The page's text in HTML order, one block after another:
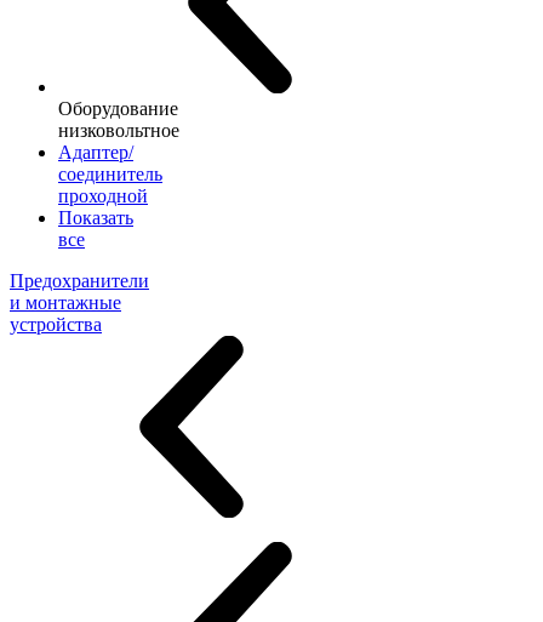
Оборудование
низковольтное
Адаптер/
соединитель
проходной
Показать
все
Предохранители
и монтажные
устройства